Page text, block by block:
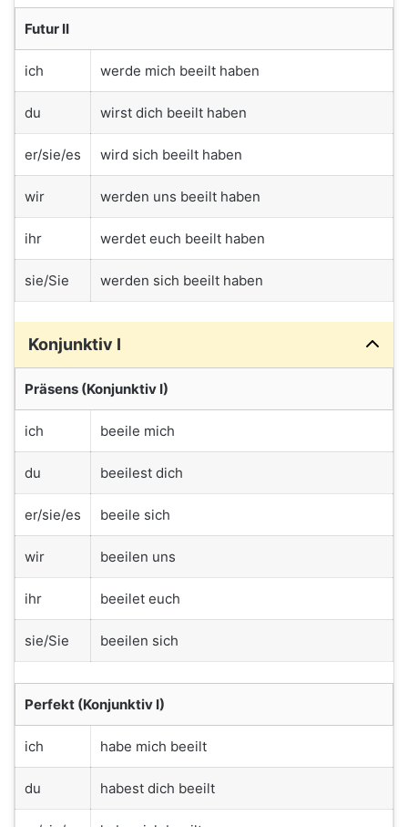
Futur II
ich werde mich beeilt haben
du wirst dich beeilt haben
er/sie/es wird sich beeilt haben
wir werden uns beeilt haben
ihr werdet euch beeilt haben
sie/Sie werden sich beeilt haben
Konjunktiv I
Präsens (Konjunktiv I)
ich beeile mich
du beeilest dich
er/sie/es beeile sich
wir beeilen uns
ihr beeilet euch
sie/Sie beeilen sich
Perfekt (Konjunktiv I)
ich habe mich beeilt
du habest dich beeilt